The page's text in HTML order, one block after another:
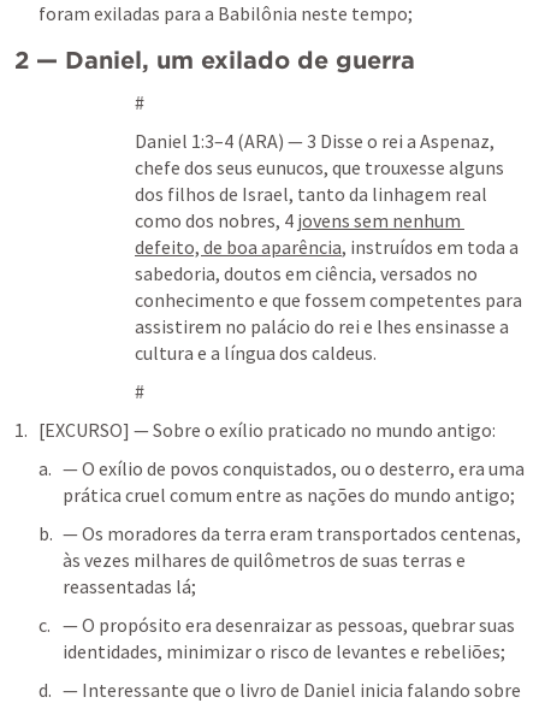
foram exiladas para a Babilônia neste tempo;
2 — Daniel, um exilado de guerra
#
Daniel 1:3–4 (ARA) — 3 Disse o rei a Aspenaz,
chefe dos seus eunucos, que trouxesse alguns
dos filhos de Israel, tanto da linhagem real
como dos nobres, 4 jovens sem nenhum
defeito, de boa aparência, instruídos em toda a
sabedoria, doutos em ciência, versados no
conhecimento e que fossem competentes para
assistirem no palácio do rei e lhes ensinasse a
cultura e a língua dos caldeus.
#
[EXCURSO] — Sobre o exílio praticado no mundo antigo:
— O exílio de povos conquistados, ou o desterro, era uma
prática cruel comum entre as nações do mundo antigo;
— Os moradores da terra eram transportados centenas,
às vezes milhares de quilômetros de suas terras e
reassentadas lá;
— O propósito era desenraizar as pessoas, quebrar suas
identidades, minimizar o risco de levantes e rebeliões;
— Interessante que o livro de Daniel inicia falando sobre